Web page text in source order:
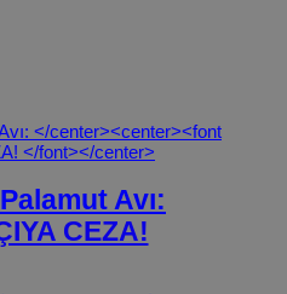
Avı:
CEZA!